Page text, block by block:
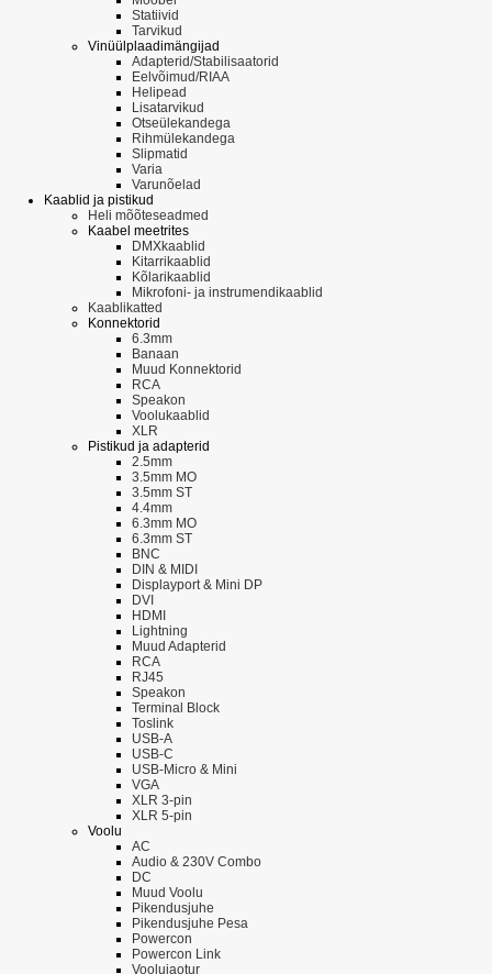
Statiivid
Tarvikud
Vinüülplaadimängijad
Adapterid/Stabilisaatorid
Eelvõimud/RIAA
Helipead
Lisatarvikud
Otseülekandega
Rihmülekandega
Slipmatid
Varia
Varunõelad
Kaablid ja pistikud
Heli mõõteseadmed
Kaabel meetrites
DMXkaablid
Kitarrikaablid
Kõlarikaablid
Mikrofoni- ja instrumendikaablid
Kaablikatted
Konnektorid
6.3mm
Banaan
Muud Konnektorid
RCA
Speakon
Voolukaablid
XLR
Pistikud ja adapterid
2.5mm
3.5mm MO
3.5mm ST
4.4mm
6.3mm MO
6.3mm ST
BNC
DIN & MIDI
Displayport & Mini DP
DVI
HDMI
Lightning
Muud Adapterid
RCA
RJ45
Speakon
Terminal Block
Toslink
USB-A
USB-C
USB-Micro & Mini
VGA
XLR 3-pin
XLR 5-pin
Voolu
AC
Audio & 230V Combo
DC
Muud Voolu
Pikendusjuhe
Pikendusjuhe Pesa
Powercon
Powercon Link
Voolujaotur